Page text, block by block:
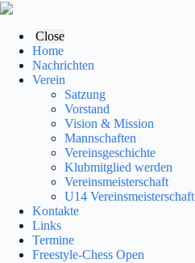
Zum
springenClose
Home
Nachrichten
Verein
Satzung
Vorstand
Vision & Mission
Mannschaften
Vereinsgeschichte
Klubmitglied werden
Vereinsmeisterschaft
U14 Vereinsmeisterschaft
Kontakte
Links
Termine
Freestyle-Chess Open